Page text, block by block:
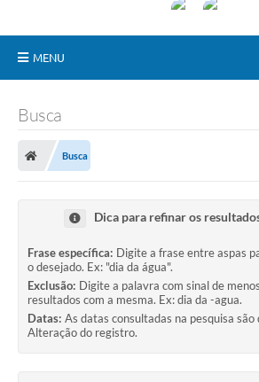
MENU
Transparência
Turismo
Ouvidoria
Coronavírus
Serviços Online
Legislação
Busca
Busca
Dica para refinar os
Frase específica: Digite a frase entre aspas
o desejado. Ex: "dia da água".
Exclusão: Digite a palavra com sinal de
resultados com a mesma. Ex: dia da -agua.
Datas: As datas consultadas na pesquisa são
Alteração do registro.